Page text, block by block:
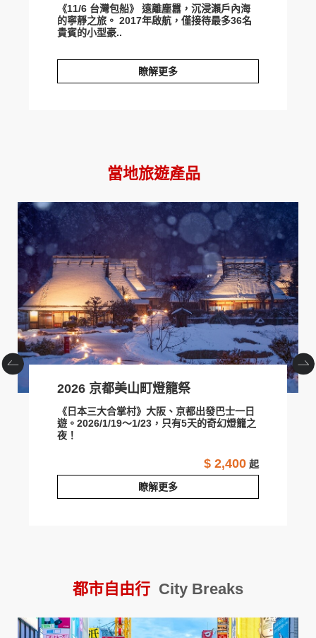
《11/6 台灣包船》 遠離塵囂，沉浸瀨戶內海
的寧靜之旅。 2017年啟航，僅接待最多36名
貴賓的小型豪..
瞭解更多
prev next
當地旅遊產品
2026 京都美山町燈籠祭
《日本三大合掌村》大阪、京都出發巴士一日
遊。2026/1/19～1/23，只有5天的奇幻燈籠之
夜！
$ 2,400 起
瞭解更多
都市自由行 City Breaks